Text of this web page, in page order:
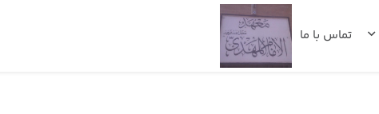
تماس با ما